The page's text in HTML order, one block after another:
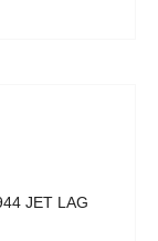
JET LAG